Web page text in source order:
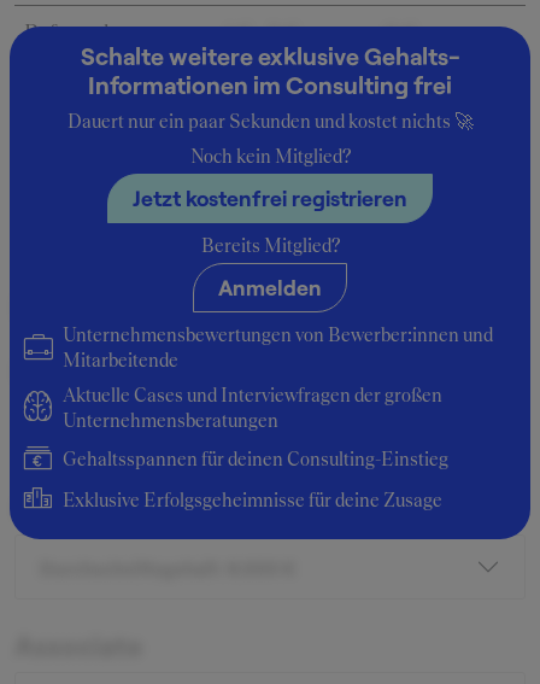
Referendar 1 € - 2 € 0 €
Praktikant:in
6.000 € -
12.000 €
9.000 €
112.000 € -
112.000 €
112.000 €
Insider-Berichte zum Gehalt bei
Referendar
Durchschnittsgehalt: 0 €
Praktikant:in
Schalte weitere exklusive Gehalts-
Informationen im Consulting frei
Dauert nur ein paar Sekunden und kostet nichts 🚀
Noch kein Mitglied?
Jetzt kostenfrei registrieren
Bereits Mitglied?
Anmelden
Unternehmensbewertungen von Bewerber:innen und
Mitarbeitende
Aktuelle Cases und Interviewfragen der großen
Unternehmensberatungen
Gehaltsspannen für deinen Consulting-Einstieg
Exklusive Erfolgsgeheimnisse für deine Zusage